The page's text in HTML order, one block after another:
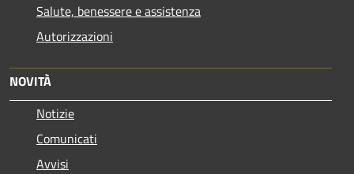
Salute, benessere e assistenza
Autorizzazioni
NOVITÀ
Notizie
Comunicati
Avvisi